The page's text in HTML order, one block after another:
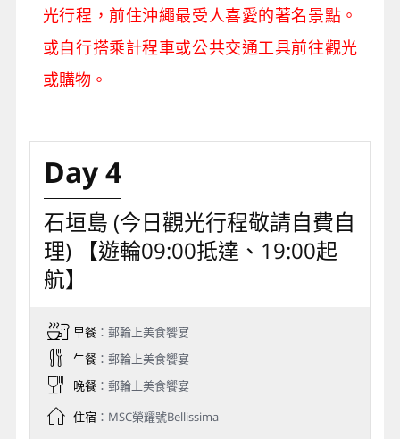
光行程，前住沖繩最受人喜愛的著名景點。
或自行搭乘計程車或公共交通工具前往觀光
或購物。
Day 4
石垣島 (今日觀光行程敬請自費自
理) 【遊輪09:00抵達、19:00起
航】
早餐：郵輪上美食饗宴
午餐：郵輪上美食饗宴
晚餐：郵輪上美食饗宴
住宿：MSC榮耀號Bellissima